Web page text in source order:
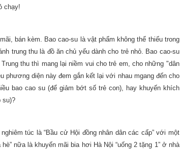
chạy!
bán kèm. Bao cao-su là vật phẩm không thể thiếu trong
trung thu là đồ ăn chủ yếu dành cho trẻ nhỏ. Bao cao-su
thu thì mang lại niềm vui cho trẻ em, cho những "dân
diện này đem gắn kết lại với nhau mgang đến cho
bao cao su (để giảm bớt số trẻ con), hay khuyến khích
su)?
túc là “Bầu cử Hội đồng nhân dân các cấp” với một
nữa là khuyến mãi bia hơi Hà Nội “uống 2 tặng 1” ở nhà